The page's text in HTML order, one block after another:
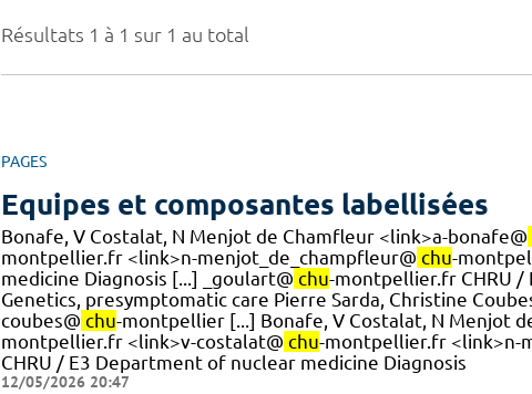
Résultats 1 à 1 sur 1 au total
PAGES
Equipes et composantes labellisées
Bonafe, V Costalat, N Menjot de Chamfleur <link>a-bonafe@
montpellier.fr <link>n-menjot_de_champfleur@ chu-
medicine Diagnosis [...] _goulart@ chu-montpellier.fr CHRU /
Genetics, presymptomatic care Pierre Sarda, Christine
coubes@ chu-montpellier [...] Bonafe, V Costalat, N Menjot
montpellier.fr <link>v-costalat@ chu-montpellier.fr <link>n-
CHRU / E3 Department of nuclear medicine Diagnosis
12/05/2026 20:47